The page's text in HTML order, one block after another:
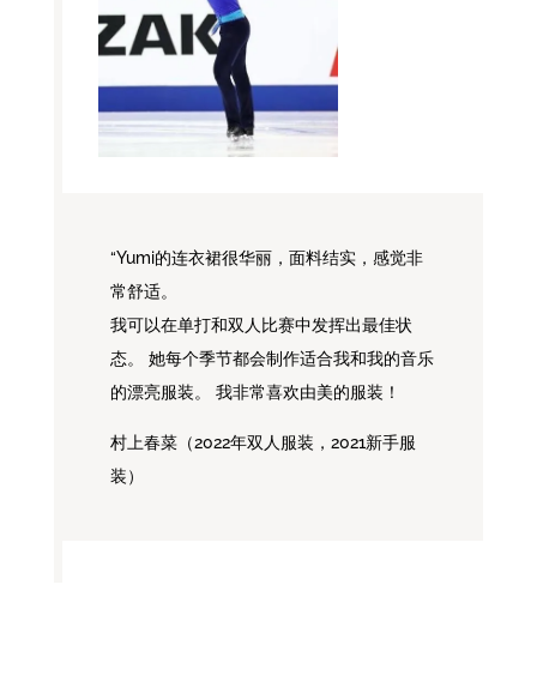
“Yumi的连衣裙很华丽，面料结实，感觉非
常舒适。
我可以在单打和双人比赛中发挥出最佳状
态。 她每个季节都会制作适合我和我的音乐
的漂亮服装。 我非常喜欢由美的服装！
村上春菜（2022年双人服装，2021新手服
装）